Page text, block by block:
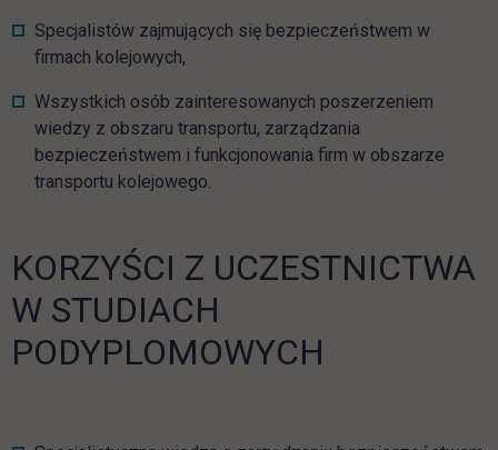
Specjalistów zajmujących się bezpieczeństwem w
firmach kolejowych,
Wszystkich osób zainteresowanych poszerzeniem
wiedzy z obszaru transportu, zarządzania
bezpieczeństwem i funkcjonowania firm w obszarze
transportu kolejowego.
KORZYŚCI Z UCZESTNICTWA
W STUDIACH
PODYPLOMOWYCH